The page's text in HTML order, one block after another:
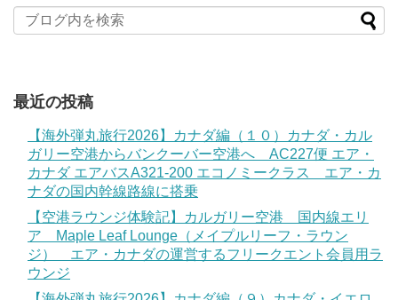
最近の投稿
【海外弾丸旅行2026】カナダ編（１０）カナダ・カル
ガリー空港からバンクーバー空港へ AC227便 エア・
カナダ エアバスA321-200 エコノミークラス エア・カ
ナダの国内幹線路線に搭乗
【空港ラウンジ体験記】カルガリー空港 国内線エリ
ア Maple Leaf Lounge（メイプルリーフ・ラウン
ジ） エア・カナダの運営するフリークエント会員用ラ
ウンジ